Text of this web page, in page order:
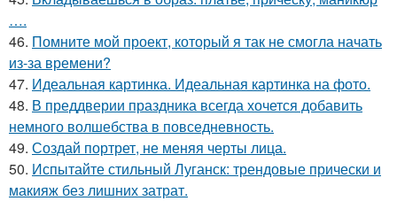
….
46. Помните мой проект, который я так не смогла начать
из-за времени?
47. Идеальная картинка. Идеальная картинка на фото.
48. В преддверии праздника всегда хочется добавить
немного волшебства в повседневность.
49. Создай портрет, не меняя черты лица.
50. Испытайте стильный Луганск: трендовые прически и
макияж без лишних затрат.